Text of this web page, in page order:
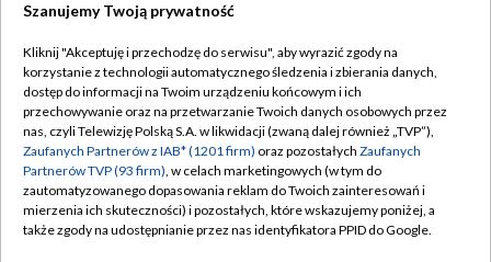
TVP
Abonament TVP
Emisja w TVP
Centrum informacji TVP
Naziemna Telewizja Cyfrowa
Regulamin TVP
Polityka prywatności
Moje zgody
Pomoc
Szanujemy Twoją prywatność
Kliknij "Akceptuję i przechodzę do serwisu", aby wyrazić zgody na
korzystanie z technologii automatycznego śledzenia i zbierania danych,
dostęp do informacji na Twoim urządzeniu końcowym i ich
przechowywanie oraz na przetwarzanie Twoich danych osobowych przez
nas, czyli Telewizję Polską S.A. w likwidacji (zwaną dalej również „TVP”),
Zaufanych Partnerów z IAB* (1201 firm) oraz pozostałych Zaufanych
Partnerów TVP (93 firm), w celach marketingowych (w tym do
zautomatyzowanego dopasowania reklam do Twoich zainteresowań i
mierzenia ich skuteczności) i pozostałych, które wskazujemy poniżej, a
także zgody na udostępnianie przez nas identyfikatora PPID do Google.